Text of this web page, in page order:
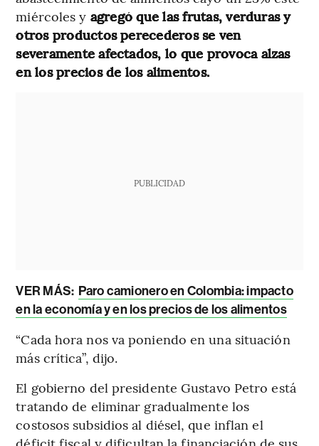
miércoles y agregó que las frutas, verduras y
otros productos perecederos se ven
severamente afectados, lo que provoca alzas
en los precios de los alimentos.
PUBLICIDAD
VER MÁS: Paro camionero en Colombia: impacto
en la economía y en los precios de los alimentos
“Cada hora nos va poniendo en una situación
más crítica”, dijo.
El gobierno del presidente Gustavo Petro está
tratando de eliminar gradualmente los
costosos subsidios al diésel, que inflan el